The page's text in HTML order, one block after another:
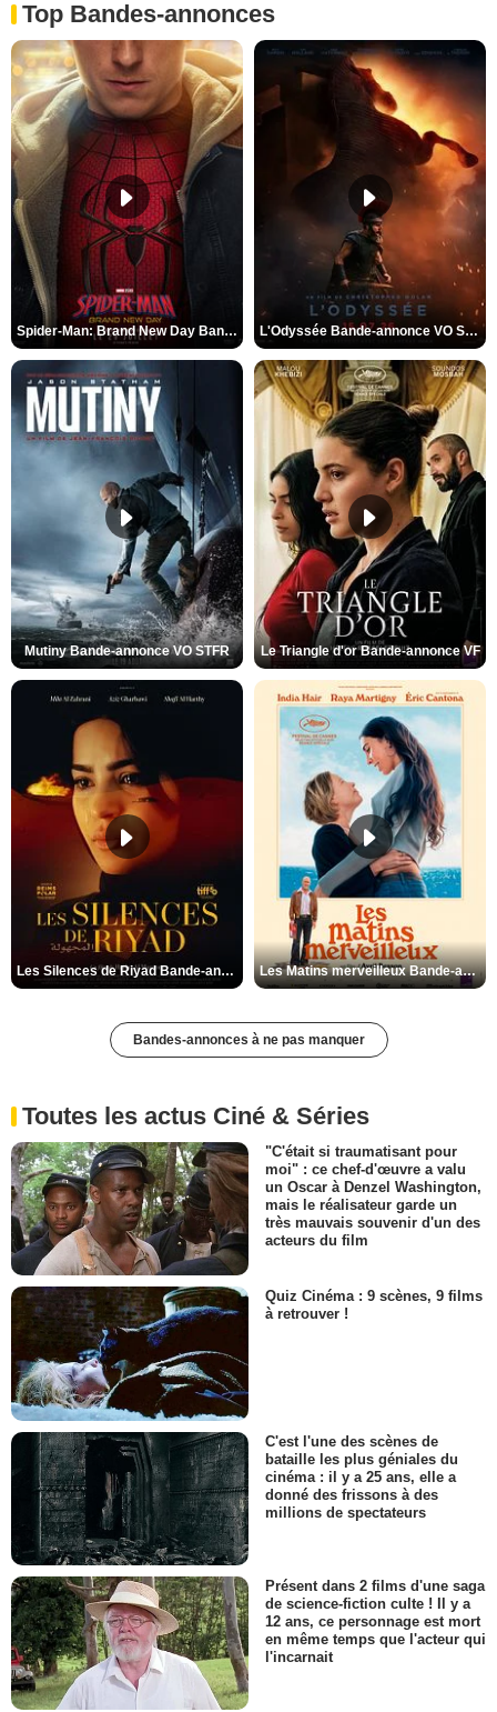
Top Bandes-annonces
Spider-Man: Brand New Day Bande-annonce VO STFR L'Odyssée Bande-annonce VO STFR
Mutiny Bande-annonce VO STFR Le Triangle d'or Bande-annonce VF
Les Silences de Riyad Bande-annonce VO STFR Les Matins merveilleux Bande-annonce VF
Bandes-annonces à ne pas manquer
Toutes les actus Ciné & Séries
"C'était si traumatisant pour
moi" : ce chef-d'œuvre a valu
un Oscar à Denzel Washington,
mais le réalisateur garde un
très mauvais souvenir d'un des
acteurs du film
Quiz Cinéma : 9 scènes, 9 films
à retrouver !
C'est l'une des scènes de
bataille les plus géniales du
cinéma : il y a 25 ans, elle a
donné des frissons à des
millions de spectateurs
Présent dans 2 films d'une saga
de science-fiction culte ! Il y a
12 ans, ce personnage est mort
en même temps que l'acteur qui
l'incarnait